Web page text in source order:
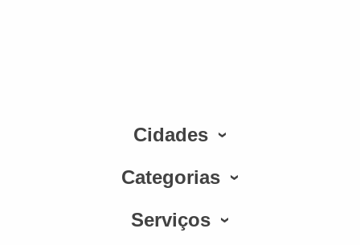
Cidades
Categorias
Serviços